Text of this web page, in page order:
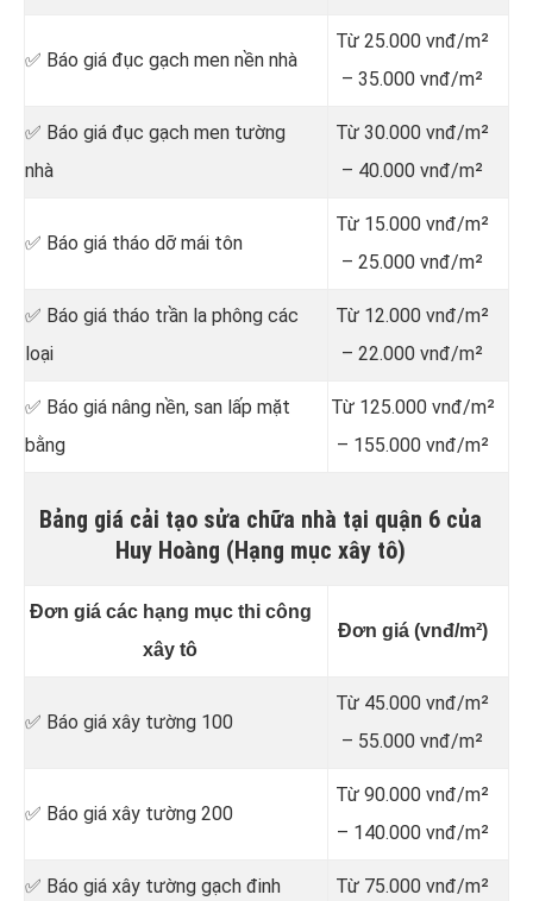
✅ Báo giá đục gạch men nền nhà
Từ 25.000 vnđ/m²
– 35.000 vnđ/m²
✅ Báo giá đục gạch men tường
nhà
Từ 30.000 vnđ/m²
– 40.000 vnđ/m²
✅ Báo giá tháo dỡ mái tôn
Từ 15.000 vnđ/m²
– 25.000 vnđ/m²
✅ Báo giá tháo trần la phông các
loại
Từ 12.000 vnđ/m²
– 22.000 vnđ/m²
✅ Báo giá nâng nền, san lấp mặt
bằng
Từ 125.000 vnđ/m²
– 155.000 vnđ/m²
Bảng giá cải tạo sửa chữa nhà tại quận 6 của
Huy Hoàng (Hạng mục xây tô)
Đơn giá các hạng mục thi công
xây tô
Đơn giá (vnđ/m²)
✅ Báo giá xây tường 100
Từ 45.000 vnđ/m²
– 55.000 vnđ/m²
✅ Báo giá xây tường 200
Từ 90.000 vnđ/m²
– 140.000 vnđ/m²
✅ Báo giá xây tường gạch đinh
Từ 75.000 vnđ/m²